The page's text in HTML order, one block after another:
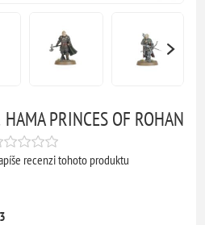
PRINCES OF ROHAN
recenzi tohoto produktu